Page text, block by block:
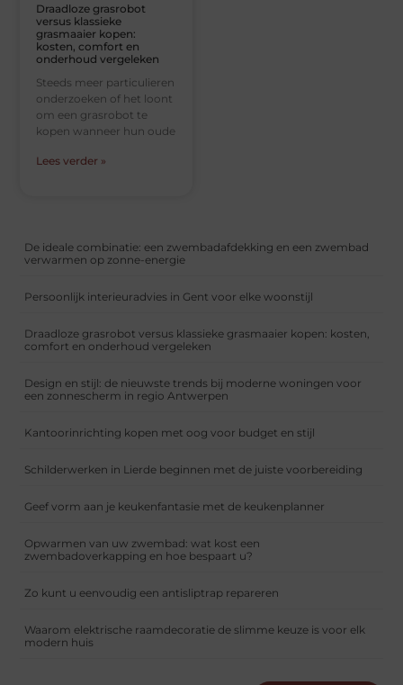
Draadloze grasrobot
versus klassieke
grasmaaier kopen:
kosten, comfort en
onderhoud vergeleken
Steeds meer particulieren
onderzoeken of het loont
om een grasrobot te
kopen wanneer hun oude
Lees verder »
De ideale combinatie: een zwembadafdekking en een zwembad
verwarmen op zonne-energie
Persoonlijk interieuradvies in Gent voor elke woonstijl
Draadloze grasrobot versus klassieke grasmaaier kopen: kosten,
comfort en onderhoud vergeleken
Design en stijl: de nieuwste trends bij moderne woningen voor
een zonnescherm in regio Antwerpen
Kantoorinrichting kopen met oog voor budget en stijl
Schilderwerken in Lierde beginnen met de juiste voorbereiding
Geef vorm aan je keukenfantasie met de keukenplanner
Opwarmen van uw zwembad: wat kost een
zwembadoverkapping en hoe bespaart u?
Zo kunt u eenvoudig een antisliptrap repareren
Waarom elektrische raamdecoratie de slimme keuze is voor elk
modern huis